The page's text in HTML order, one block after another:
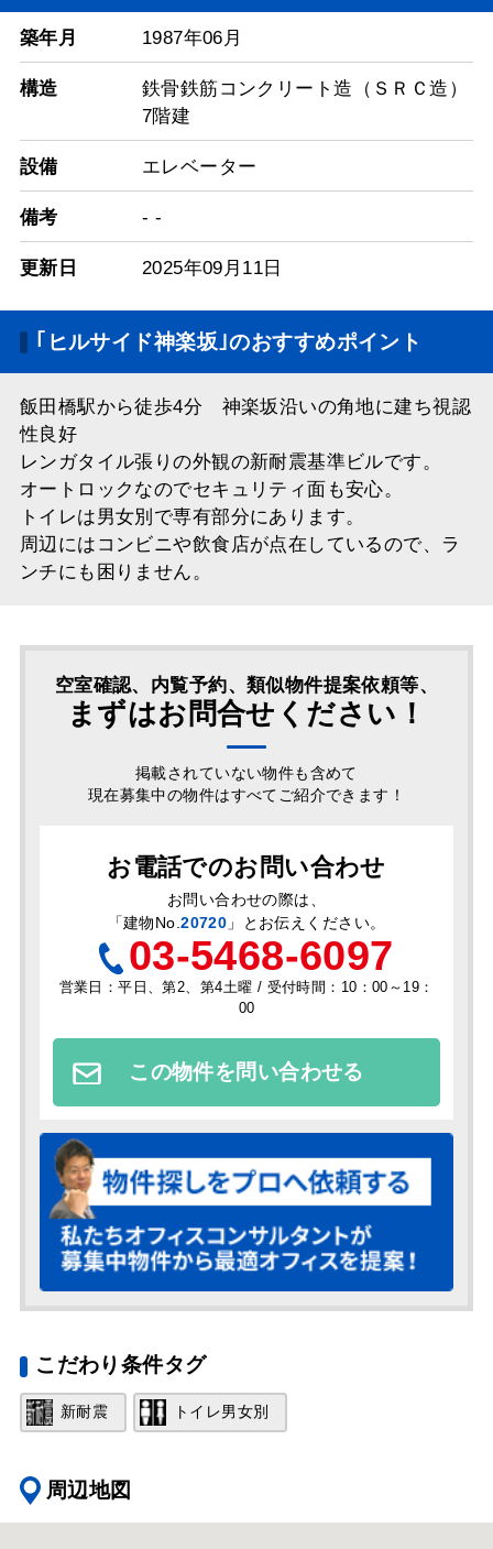
築年月 1987年06月
構造
鉄骨鉄筋コンクリート造（ＳＲＣ造）
7階建
設備 エレベーター
備考 - -
更新日 2025年09月11日
｢ヒルサイド神楽坂｣のおすすめポイント
飯田橋駅から徒歩4分 神楽坂沿いの角地に建ち視認
性良好
レンガタイル張りの外観の新耐震基準ビルです。
オートロックなのでセキュリティ面も安心。
トイレは男女別で専有部分にあります。
周辺にはコンビニや飲食店が点在しているので、ラ
ンチにも困りません。
空室確認、内覧予約、類似物件提案依頼等、
まずはお問合せください！
掲載されていない物件も含めて
現在募集中の物件はすべてご紹介できます！
お電話でのお問い合わせ
お問い合わせの際は、
「建物No.20720 」とお伝えください。
03-5468-6097
営業日：平日、第2、第4土曜 / 受付時間：10：00～19：
00
この物件を問い合わせる
こだわり条件タグ
新耐震 トイレ男女別
周辺地図